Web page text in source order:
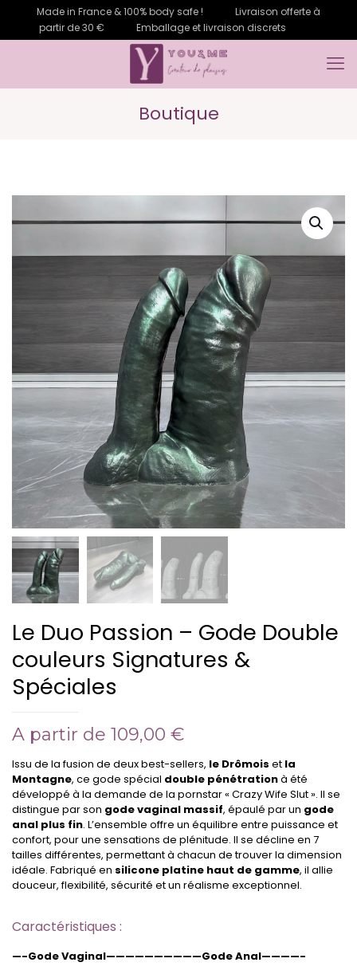
Made in France & 100% body safe !
Livraison offerte à
partir de 30 €
Emballage et livraison discrets
Boutique
Le Duo Passion – Gode Double
couleurs Signatures &
Spéciales
A partir de 109,00 €
Issu de la fusion de deux best-sellers, le Drômois et la
Montagne, ce gode spécial double pénétrationà été
développé à la demande de la pornstar « Crazy Wife Slut ». Il se
distingue par son gode vaginal massif, épaulé par un gode
anal plus fin. L’ensemble offre un équilibre entre puissance et
confort, pour une sensations de plénitude. Il se décline en 7
tailles différentes, permettant à chacun de trouver la dimension
idéale. Fabriqué en silicone platine haut de gamme, il allie
douceur, flexibilité, sécurité et un réalisme exceptionnel.
Caractéristiques :
—-Gode Vaginal——————————Gode Anal————-